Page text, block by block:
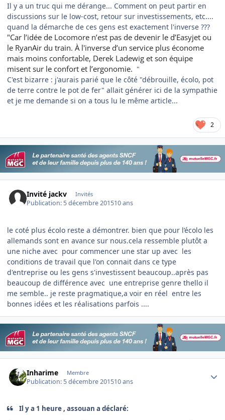
Il y a un truc qui me dérange... Comment on peut partir en
discussions sur le low-cost, retour sur investissements, etc....
quand la démarche de ces gens est exactement l'inverse ???
"Car l’idée de Locomore n’est pas de devenir le d’Easyjet ou
le RyanAir du train. À l'inverse d’un service plus économe
mais moins confortable, Derek Ladewig et son équipe
misent sur le confort et l’ergonomie. "
C'est bizarre : j'aurais parié que le côté "débrouille, écolo, pot
de terre contre le pot de fer" allait générer ici de la sympathie
et je me demande si on a tous lu le même article...
2
Invité jackv Invités
Publication: 5 décembre 201510 ans
le coté plus écolo reste a démontrer. bien que pour l’écolo les
allemands sont en avance sur nous.cela ressemble plutôt a
une niche avec pour commencer une star up avec les
conditions de travail que l'on connait dans ce type
d'entreprise ou les gens s'investissent beaucoup..après pas
beaucoup de différence avec une entreprise genre thello il
me semble.. je reste pragmatique,a voir en réel entre les
bonnes idées et les réalisations parfois ....
Inharime Membre
Publication: 5 décembre 201510 ans
Il y a 1 heure , assouan a déclaré: